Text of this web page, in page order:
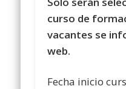
curso de
vacantes se
web.
Fecha inicio